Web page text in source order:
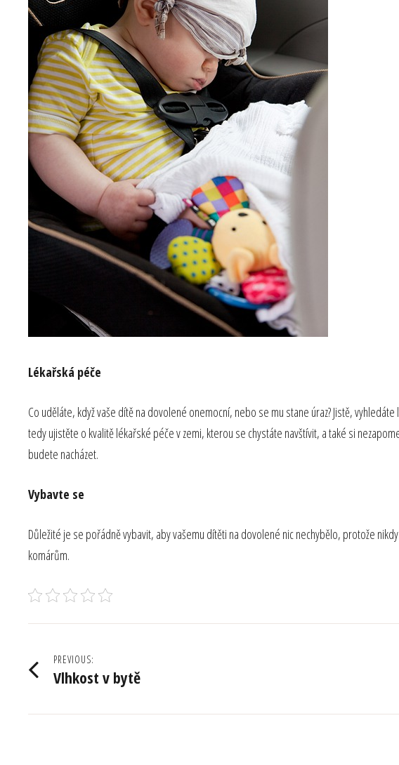
Lékařská péče
Co uděláte, když vaše dítě na dovolené onemocní, nebo se mu stane úraz? Jistě,
tedy ujistěte o kvalitě lékařské péče v zemi, kterou se chystáte navštívit, a také si
budete nacházet.
Vybavte se
Důležité je se pořádně vybavit, aby vašemu dítěti na dovolené nic nechybělo, protože
komárům.
Navigace
příspěvek
PREVIOUS:
Vlhkost v bytě